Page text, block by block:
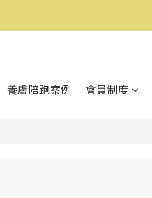
養膚陪跑案例 會員制度